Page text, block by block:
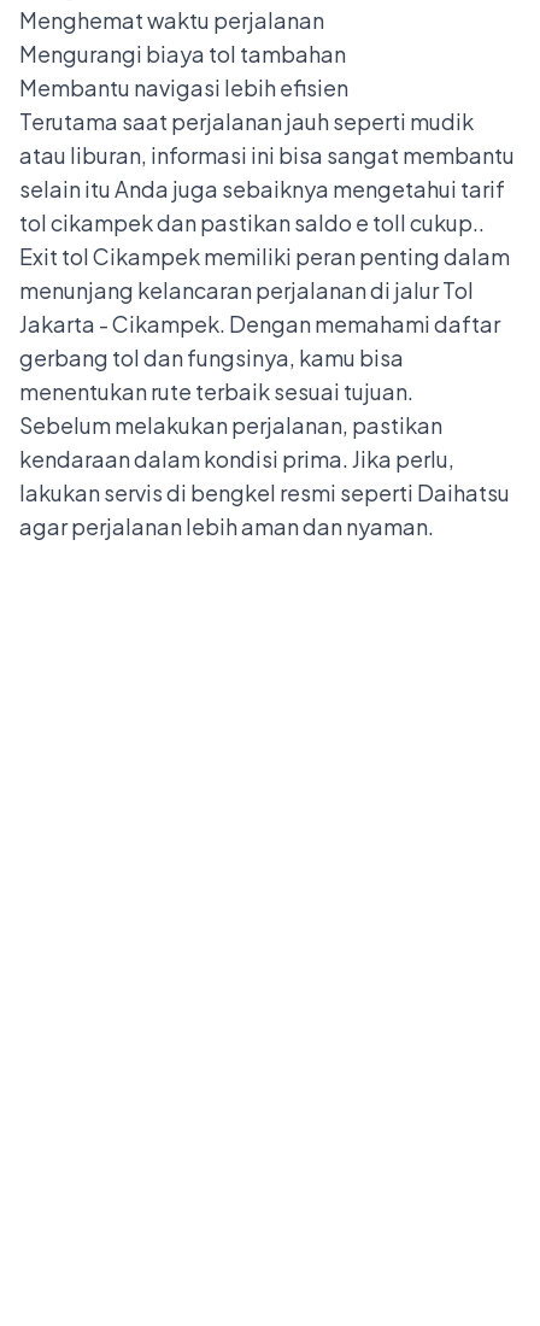
Menghemat waktu perjalanan
Mengurangi biaya tol tambahan
Membantu navigasi lebih efisien
Terutama saat perjalanan jauh seperti mudik
atau liburan, informasi ini bisa sangat membantu
selain itu Anda juga sebaiknya mengetahui tarif
tol cikampekdan pastikan saldo e toll cukup..
Exit tol Cikampek memiliki peran penting dalam
menunjang kelancaran perjalanan di jalur Tol
Jakarta - Cikampek. Dengan memahami daftar
gerbang tol dan fungsinya, kamu bisa
menentukan rute terbaik sesuai tujuan.
Sebelum melakukan perjalanan, pastikan
kendaraan dalam kondisi prima. Jika perlu,
lakukan servis di bengkel resmi seperti Daihatsu
agar perjalanan lebih aman dan nyaman.